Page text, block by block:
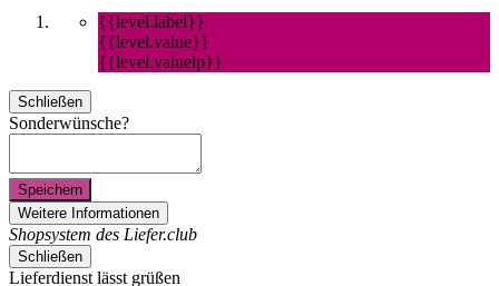
{{level.label}}
{{level.value}}
{{level.valuelp}}
Schließen
Sonderwünsche?
Speichern
Weitere Informationen
Shopsystem des Liefer.club
Schließen
Lieferdienst lässt grüßen